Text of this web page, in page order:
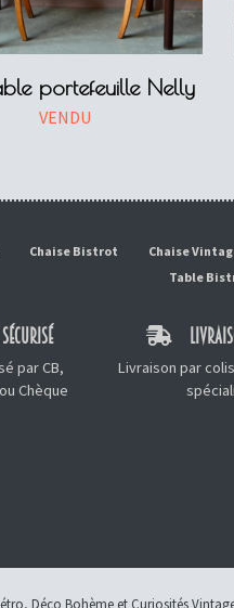
portefeuille Nelly
VENDU
Chaise Bistrot Chaise
Table
par CB,
Chèque
Livraison par
Déco Bohème et Curiosités